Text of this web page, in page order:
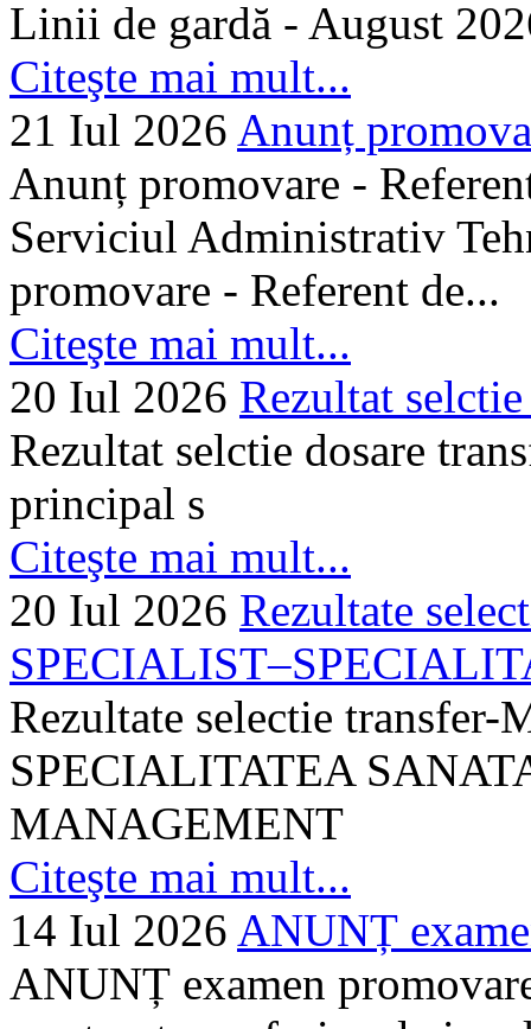
Linii de gardă - August
Citeşte mai mult...
21 Iul 2026 Anunț
Anunț promovare -
Serviciul Administrativ
promovare - Referent de...
Citeşte mai mult...
20 Iul 2026 Rezultat
Rezultat selctie dosare
principal s
Citeşte mai mult...
20 Iul 2026 Rezultate
Rezultate selectie
SPECIALITATEA
MANAGEMENT
Citeşte mai mult...
14 Iul 2026 ANUNȚ
ANUNȚ examen